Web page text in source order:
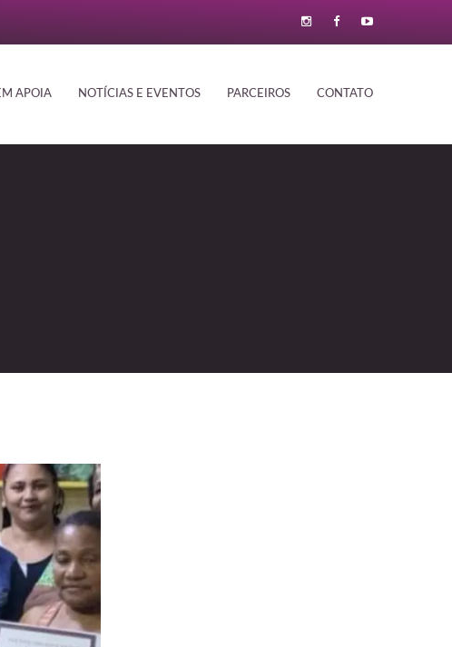
APOIA NOTÍCIAS E EVENTOS PARCEIROS CONTATO